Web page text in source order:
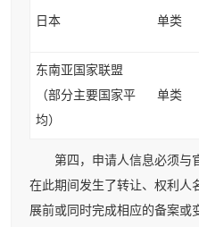
日本 单类
东南亚国家联盟
（部分主要国家平
均）
单类
第四，申请人信息必须与
在此期间发生了转让、权利人
展前或同时完成相应的备案或